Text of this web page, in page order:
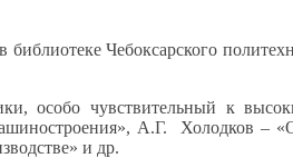
в библиотекеЧебоксарского
особо чувствительный к
А.Г. Холодков –
и др.